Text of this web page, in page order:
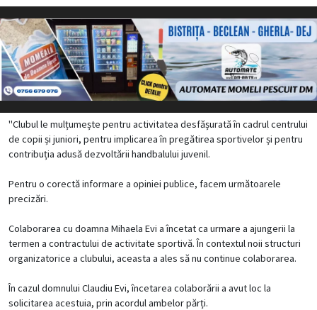
"Clubul le mulțumește pentru activitatea desfășurată în cadrul centrului
de copii și juniori, pentru implicarea în pregătirea sportivelor și pentru
contribuția adusă dezvoltării handbalului juvenil.
Pentru o corectă informare a opiniei publice, facem următoarele
precizări.
Colaborarea cu doamna Mihaela Evi a încetat ca urmare a ajungerii la
termen a contractului de activitate sportivă. În contextul noii structuri
organizatorice a clubului, aceasta a ales să nu continue colaborarea.
În cazul domnului Claudiu Evi, încetarea colaborării a avut loc la
solicitarea acestuia, prin acordul ambelor părți.